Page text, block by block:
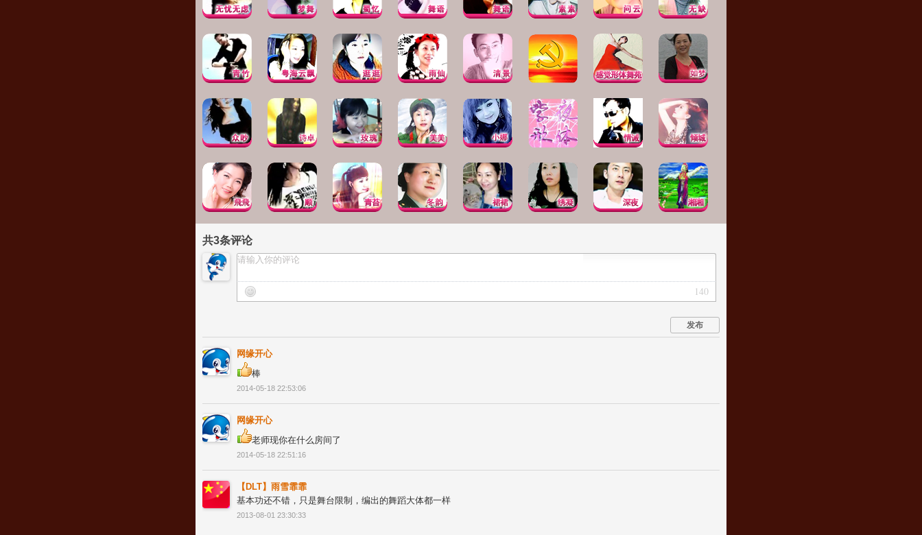
共3条评论
140
发布
网缘开心
棒
2014-05-18 22:53:06
网缘开心
老师现你在什么房间了
2014-05-18 22:51:16
【DLT】雨雪霏霏
基本功还不错，只是舞台限制，编出的舞蹈大体都一样
2013-08-01 23:30:33